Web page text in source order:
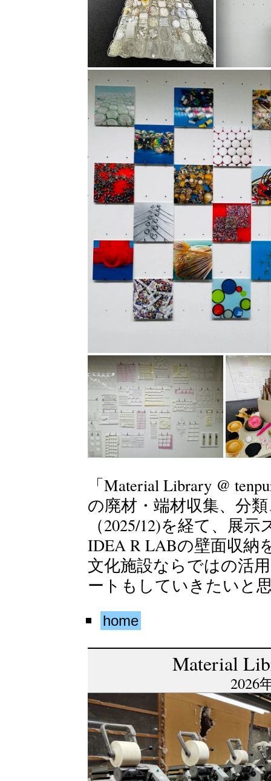
「Material Library @
の廃材・端材収集、分
（2025/12)を経て、展
IDEA R LABの壁面収納
文化施設ならではの活
ートもしていきたいと
home
Material
2026